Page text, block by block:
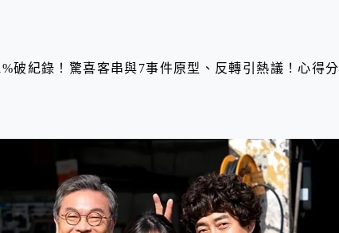
破紀錄！驚喜客串與7事件原型、反轉引熱議！心得分